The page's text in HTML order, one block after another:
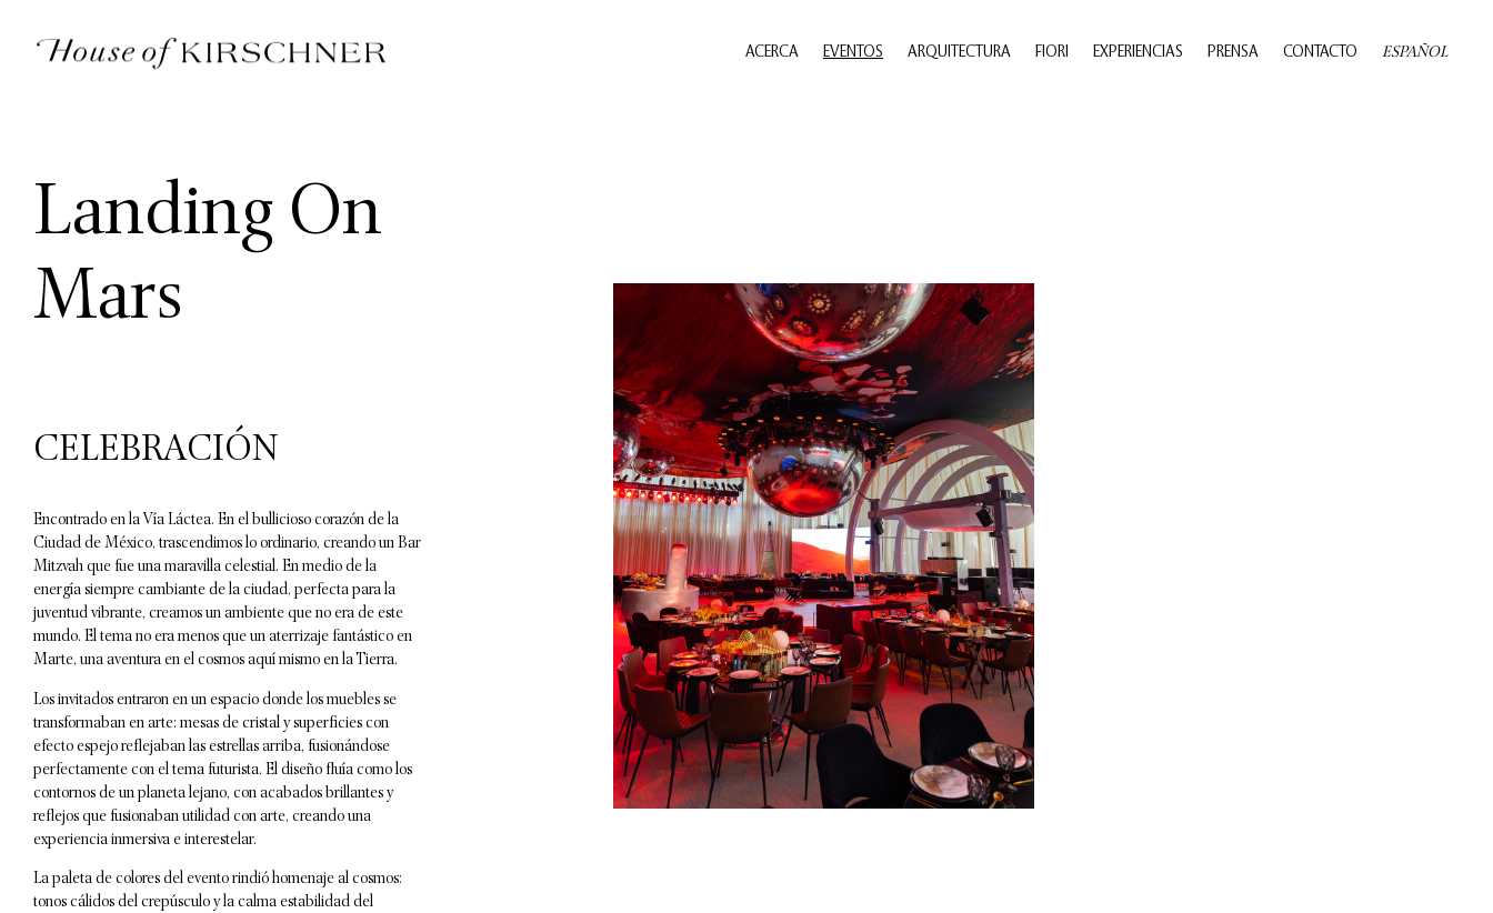
ACERCA EVENTOS ARQUITECTURA FIORI EXPERIENCIAS PRENSA CONTACTO ESPAÑOL
Landing On
Mars
CELEBRACIÓN
Encontrado en la Vía Láctea. En el bullicioso corazón de la
Ciudad de México, trascendimos lo ordinario, creando un Bar
Mitzvah que fue una maravilla celestial. En medio de la
energía siempre cambiante de la ciudad, perfecta para la
juventud vibrante, creamos un ambiente que no era de este
mundo. El tema no era menos que un aterrizaje fantástico en
Marte, una aventura en el cosmos aquí mismo en la Tierra.
Los invitados entraron en un espacio donde los muebles se
transformaban en arte: mesas de cristal y superficies con
efecto espejo reflejaban las estrellas arriba, fusionándose
perfectamente con el tema futurista. El diseño fluía como los
contornos de un planeta lejano, con acabados brillantes y
reflejos que fusionaban utilidad con arte, creando una
experiencia inmersiva e interestelar.
La paleta de colores del evento rindió homenaje al cosmos:
tonos cálidos del crepúsculo y la calma estabilidad del